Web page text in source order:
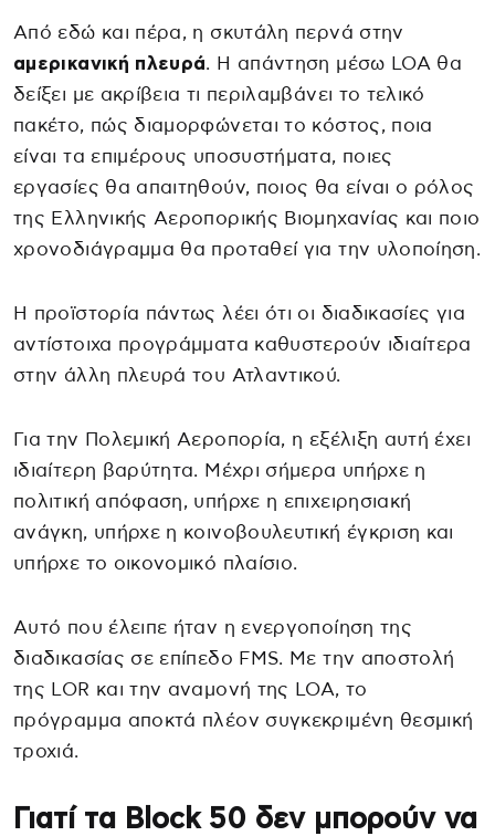
Από εδώ και πέρα, η σκυτάλη περνά στην
αμερικανική πλευρά. Η απάντηση μέσω LOA θα
δείξει με ακρίβεια τι περιλαμβάνει το τελικό
πακέτο, πώς διαμορφώνεται το κόστος, ποια
είναι τα επιμέρους υποσυστήματα, ποιες
εργασίες θα απαιτηθούν, ποιος θα είναι ο ρόλος
της Ελληνικής Αεροπορικής Βιομηχανίας και ποιο
χρονοδιάγραμμα θα προταθεί για την υλοποίηση.
Η προϊστορία πάντως λέει ότι οι διαδικασίες για
αντίστοιχα προγράμματα καθυστερούν ιδιαίτερα
στην άλλη πλευρά του Ατλαντικού.
Για την Πολεμική Αεροπορία, η εξέλιξη αυτή έχει
ιδιαίτερη βαρύτητα. Μέχρι σήμερα υπήρχε η
πολιτική απόφαση, υπήρχε η επιχειρησιακή
ανάγκη, υπήρχε η κοινοβουλευτική έγκριση και
υπήρχε το οικονομικό πλαίσιο.
Αυτό που έλειπε ήταν η ενεργοποίηση της
διαδικασίας σε επίπεδο FMS. Με την αποστολή
της LOR και την αναμονή της LOA, το
πρόγραμμα αποκτά πλέον συγκεκριμένη θεσμική
τροχιά.
Γιατί τα Block 50 δεν μπορούν να